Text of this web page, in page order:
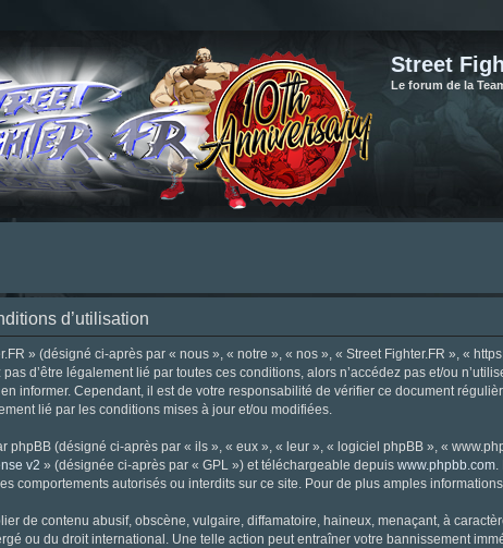
Street
Le forum de la
d’utilisation
» (désigné ci-après par « nous », « notre », « nos », « Street Fighter.FR », «
d’être légalement lié par toutes ces conditions, alors n’accédez pas et/ou
informer. Cependant, il est de votre responsabilité de vérifier ce document
lié par les conditions mises à jour et/ou modifiées.
phpBB (désigné ci-après par « ils », « eux », « leur », « logiciel phpBB », «
v2 » (désignée ci-après par « GPL ») et téléchargeable depuis www.phpbb.com.
comportements autorisés ou interdits sur ce site. Pour de plus amples
de contenu abusif, obscène, vulgaire, diffamatoire, haineux, menaçant, à
ou du droit international. Une telle action peut entraîner votre bannissement